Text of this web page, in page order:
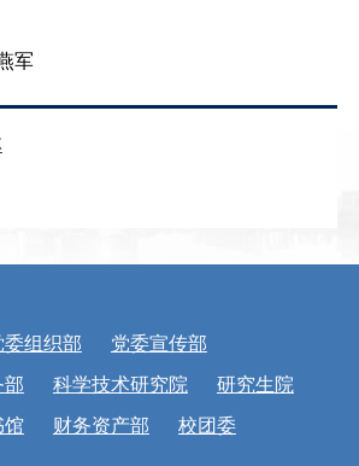
军
委组织部
党委宣传部
部 科学技术研究院
研究生院
馆 财务资产部
校团委